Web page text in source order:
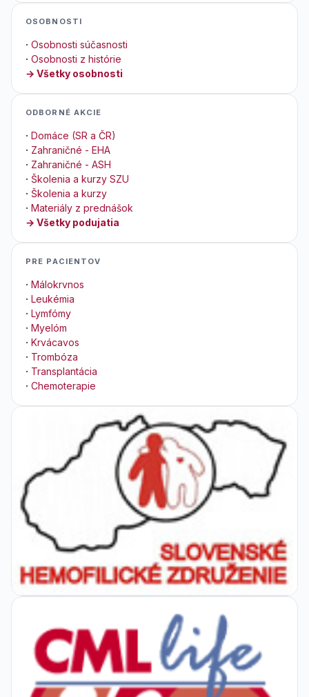
OSOBNOSTI
· Osobnosti súčasnosti
· Osobnosti z histórie
→ Všetky osobnosti
ODBORNÉ AKCIE
· Domáce (SR a ČR)
· Zahraničné - EHA
· Zahraničné - ASH
· Školenia a kurzy SZU
· Školenia a kurzy
· Materiály z prednášok
→ Všetky podujatia
PRE PACIENTOV
· Málokrvnos
· Leukémia
· Lymfómy
· Myelóm
· Krvácavos
· Trombóza
· Transplantácia
· Chemoterapie